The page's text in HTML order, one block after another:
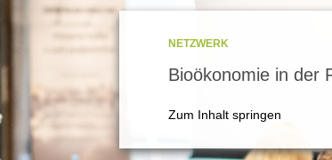
NETZWERK
Bioökonomie in der
Zum Inhalt springen